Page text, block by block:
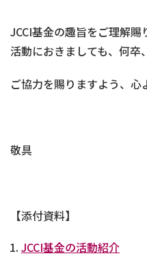
JCCI基金の趣旨をご理解
活動におきましても、何卒
ご協力を賜りますよう、心
敬具
【添付資料】
JCCI基金の活動紹介